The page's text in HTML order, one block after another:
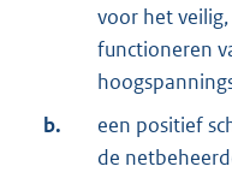
voor het
functioneren
b.
een positief
de